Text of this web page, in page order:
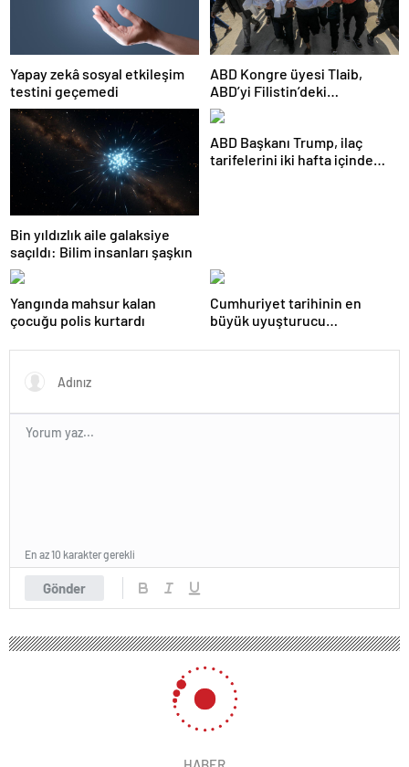
Yapay zekâ sosyal etkileşim
testini geçemedi
ABD Kongre üyesi Tlaib,
ABD’yi Filistin’deki
“soykırımda suç ortağı”
olmakla itham etti
Bin yıldızlık aile galaksiye
saçıldı: Bilim insanları şaşkın
ABD Başkanı Trump, ilaç
tarifelerini iki hafta içinde
Yangında mahsur kalan
çocuğu polis kurtardı
Cumhuriyet tarihinin en
büyük uyuşturucu
tutuklandı
Gönder
En az 10 karakter gerekli